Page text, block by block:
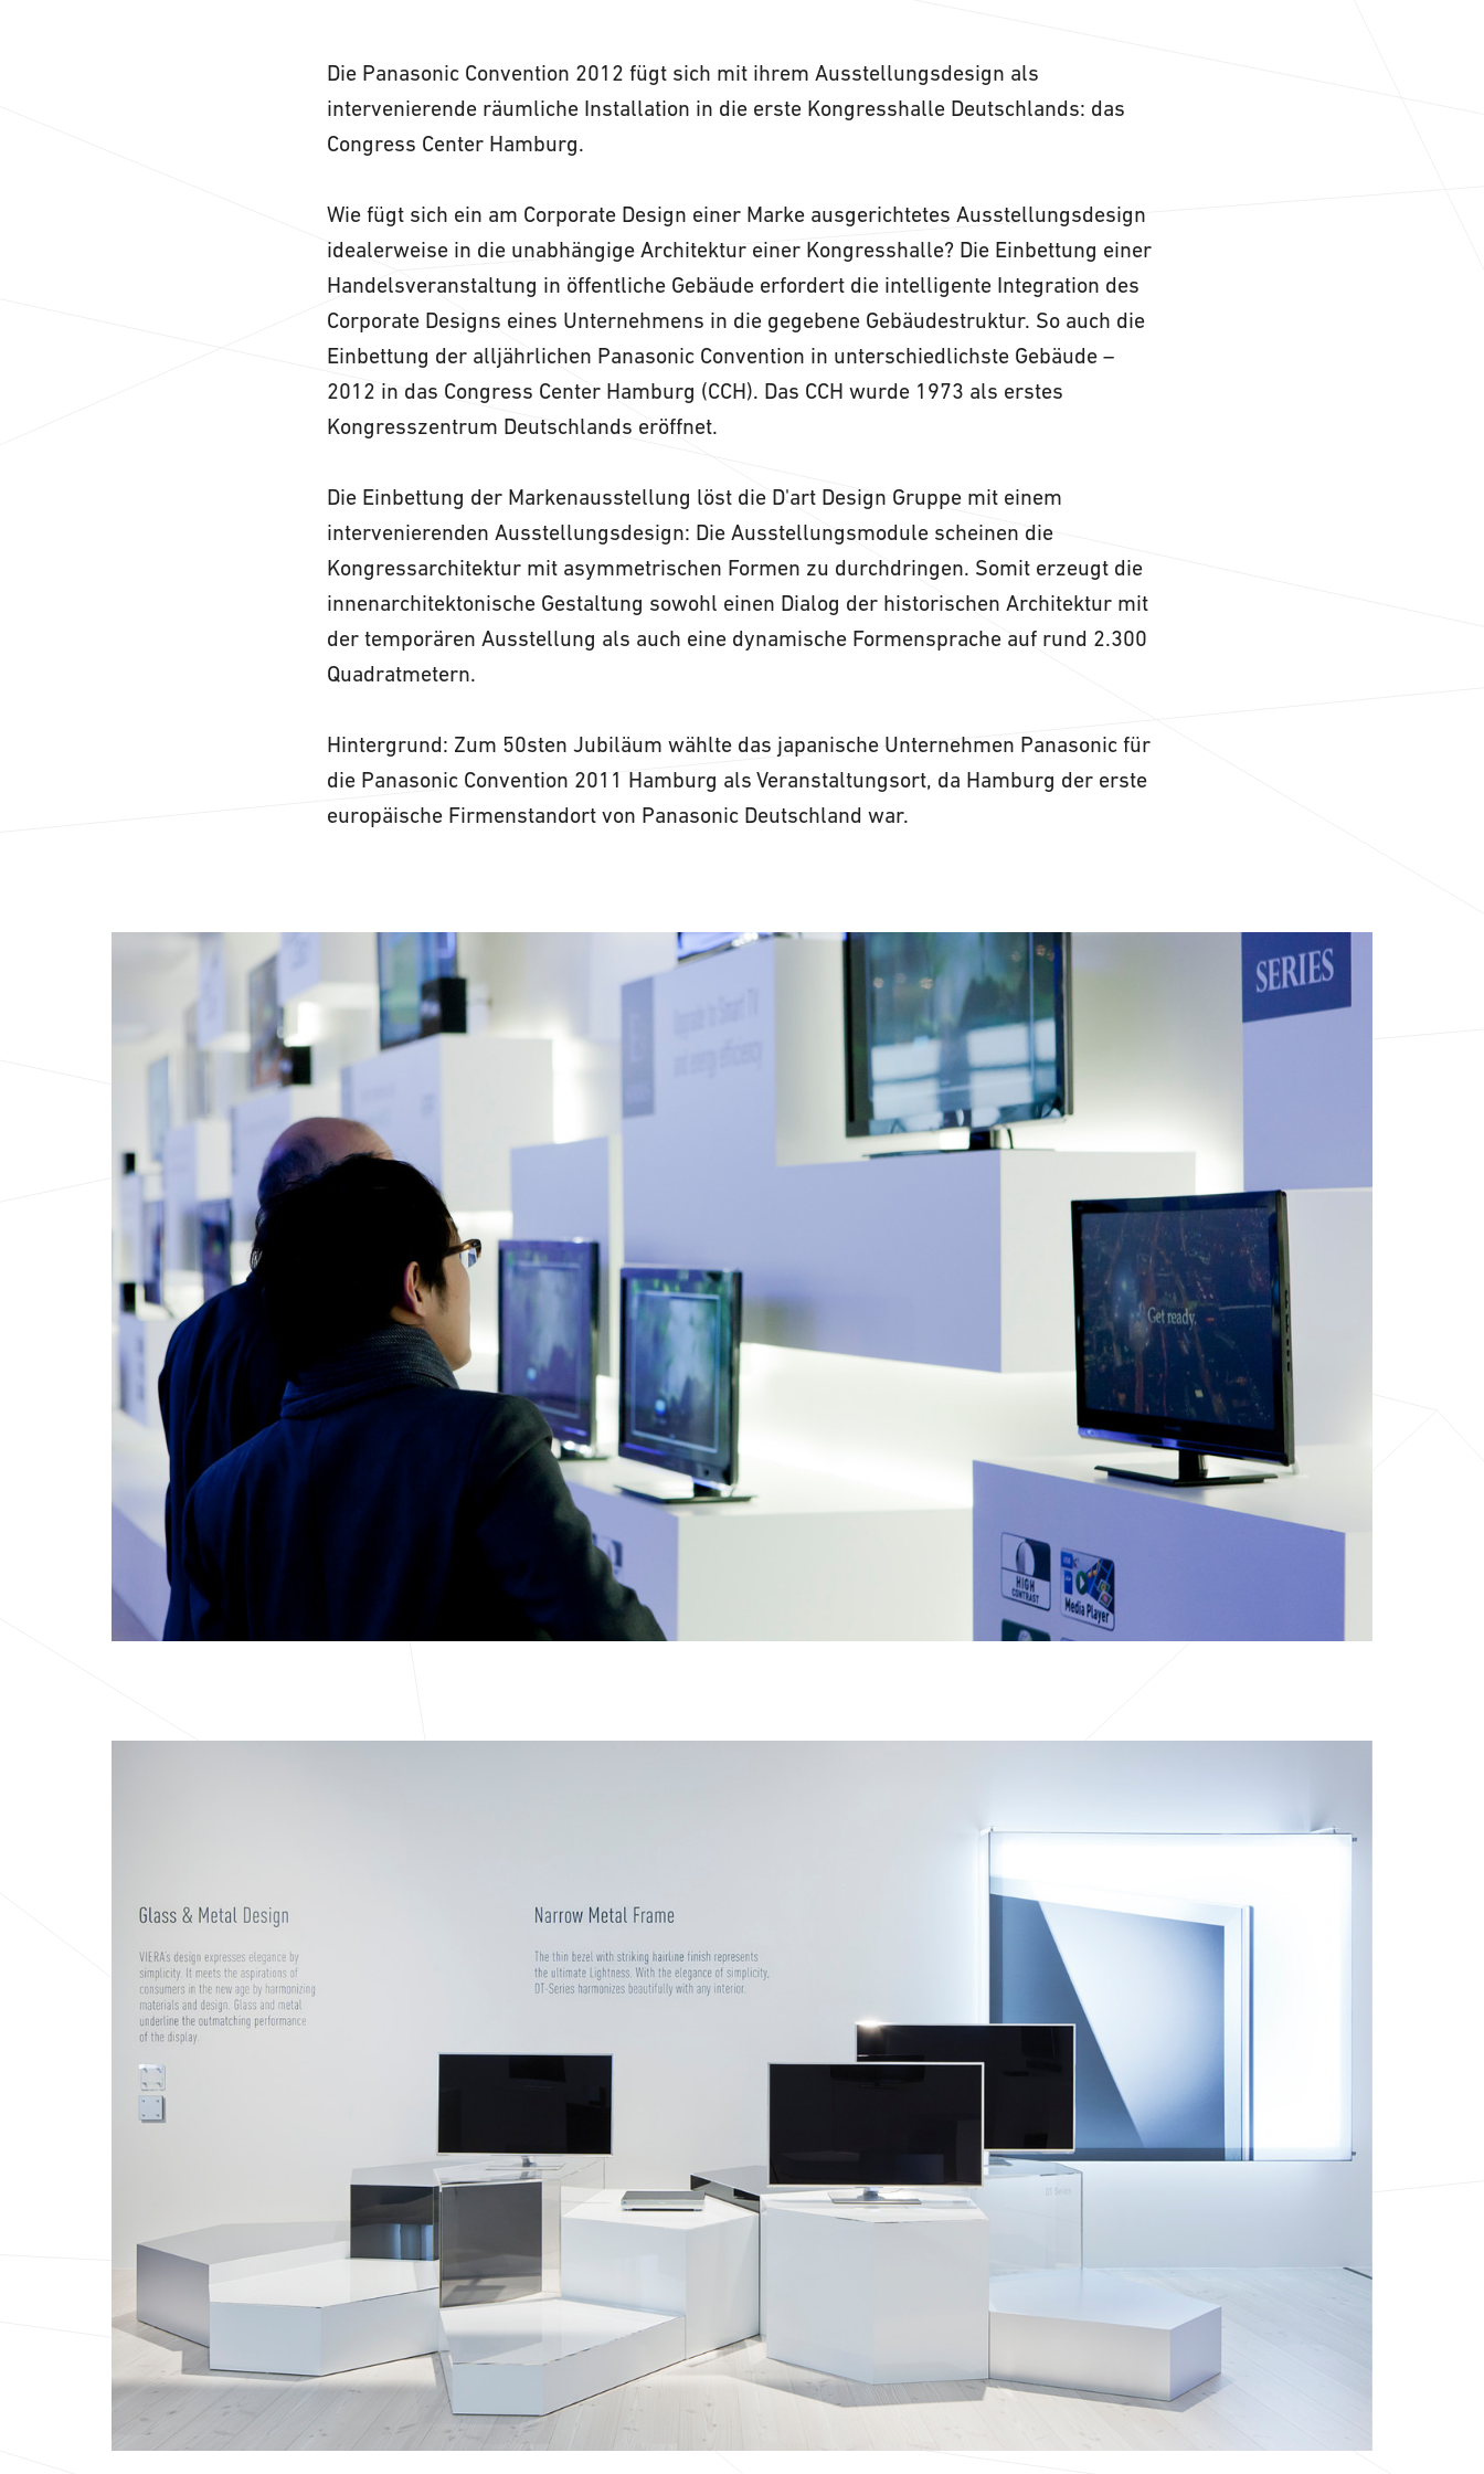
Die Panasonic Convention 2012 fügt sich mit ihrem Ausstellungsdesign als
intervenierende räumliche Installation in die erste Kongresshalle Deutschlands: das
Congress Center Hamburg.
Wie fügt sich ein am Corporate Design einer Marke ausgerichtetes Ausstellungsdesign
idealerweise in die unabhängige Architektur einer Kongresshalle? Die Einbettung einer
Handelsveranstaltung in öffentliche Gebäude erfordert die intelligente Integration des
Corporate Designs eines Unternehmens in die gegebene Gebäudestruktur. So auch die
Einbettung der alljährlichen Panasonic Convention in unterschiedlichste Gebäude –
2012 in das Congress Center Hamburg (CCH). Das CCH wurde 1973 als erstes
Kongresszentrum Deutschlands eröffnet.
Die Einbettung der Markenausstellung löst die D'art Design Gruppe mit einem
intervenierenden Ausstellungsdesign: Die Ausstellungsmodule scheinen die
Kongressarchitektur mit asymmetrischen Formen zu durchdringen. Somit erzeugt die
innenarchitektonische Gestaltung sowohl einen Dialog der historischen Architektur mit
der temporären Ausstellung als auch eine dynamische Formensprache auf rund 2.300
Quadratmetern.
Hintergrund: Zum 50sten Jubiläum wählte das japanische Unternehmen Panasonic für
die Panasonic Convention 2011 Hamburg als Veranstaltungsort, da Hamburg der erste
europäische Firmenstandort von Panasonic Deutschland war.